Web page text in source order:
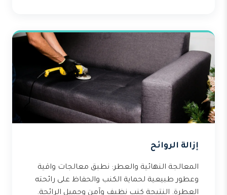
إزالة الروائح
المعالجة النهائية والعطر: نطبق معالجات واقية
وعطور طبيعية لحماية الكنب والحفاظ على رائحته
العطرة. النتيجة كنب نظيف وآمن وجميل الرائحة.